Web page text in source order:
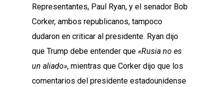
Representantes, Paul Ryan, y el senador Bob
Corker, ambos republicanos, tampoco
dudaron en criticar al presidente. Ryan dijo
que Trump debe entender que «Rusia no es
un aliado», mientras que Corker dijo que los
comentarios del presidente estadounidense